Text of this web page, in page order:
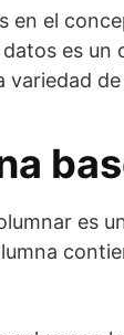
en el
es
variedad
es